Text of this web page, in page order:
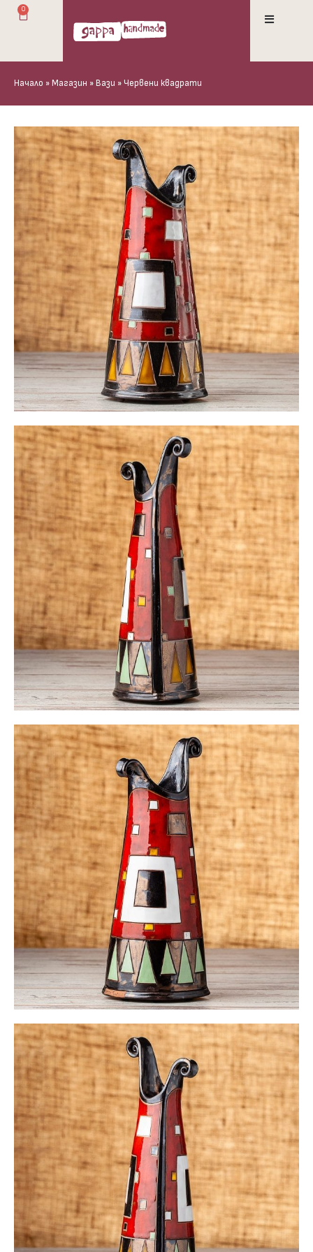
0
Начало » Магазин » Вази » Червени квадрати